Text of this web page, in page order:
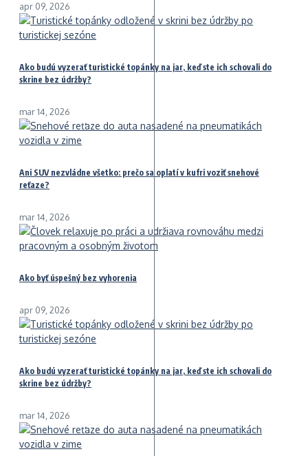
apr 09, 2026
Ako budú vyzerať turistické topánky na jar, keď ste ich schovali do
skrine bez údržby?
mar 14, 2026
Ani SUV nezvládne všetko: prečo sa oplatí v kufri voziť snehové
reťaze?
mar 14, 2026
Ako byť úspešný bez vyhorenia
apr 09, 2026
Ako budú vyzerať turistické topánky na jar, keď ste ich schovali do
skrine bez údržby?
mar 14, 2026